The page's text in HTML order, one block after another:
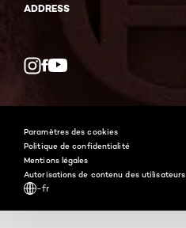
ADDRESS
Facebook
-fr
Paramètres des cookies
Politique de confidentialité
Mentions légales
Autorisations de contenu des utilisateurs